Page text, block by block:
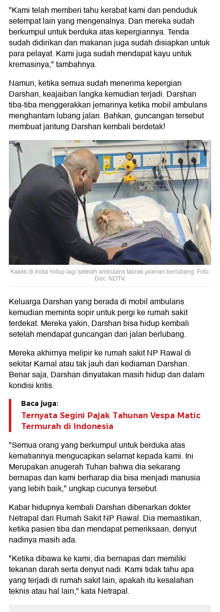
"Kami telah memberi tahu kerabat kami dan penduduk
setempat lain yang mengenalnya. Dan mereka sudah
berkumpul untuk berduka atas kepergiannya. Tenda
sudah didirikan dan makanan juga sudah disiapkan untuk
para pelayat. Kami juga sudah mendapat kayu untuk
kremasinya," tambahnya.
Namun, ketika semua sudah menerima kepergian
Darshan, keajaiban langka kemudian terjadi. Darshan
tiba-tiba menggerakkan jemarinya ketika mobil ambulans
menghantam lubang jalan. Bahkan, guncangan tersebut
membuat jantung Darshan kembali berdetak!
Kakek di India hidup lagi setelah ambulans tabrak jalanan berlubang. Foto:
Doc. NDTV.
Keluarga Darshan yang berada di mobil ambulans
kemudian meminta sopir untuk pergi ke rumah sakit
terdekat. Mereka yakin, Darshan bisa hidup kembali
setelah mendapat guncangan dari jalan berlubang.
Mereka akhirnya melipir ke rumah sakit NP Rawal di
sekitar Karnal atau tak jauh dari kediaman Darshan.
Benar saja, Darshan dinyatakan masih hidup dan dalam
kondisi kritis.
Baca juga:
Ternyata Segini Pajak Tahunan Vespa Matic
Termurah di Indonesia
"Semua orang yang berkumpul untuk berduka atas
kematiannya mengucapkan selamat kepada kami. Ini
Merupakan anugerah Tuhan bahwa dia sekarang
bernapas dan kami berharap dia bisa menjadi manusia
yang lebih baik," ungkap cucunya tersebut.
Kabar hidupnya kembali Darshan dibenarkan dokter
Netrapal dari Rumah Sakit NP Rawal. Dia memastikan,
ketika pasien tiba dan mendapat pemeriksaan, denyut
nadinya masih ada.
"Ketika dibawa ke kami, dia bernapas dan memiliki
tekanan darah serta denyut nadi. Kami tidak tahu apa
yang terjadi di rumah sakit lain, apakah itu kesalahan
teknis atau hal lain," kata Netrapal.